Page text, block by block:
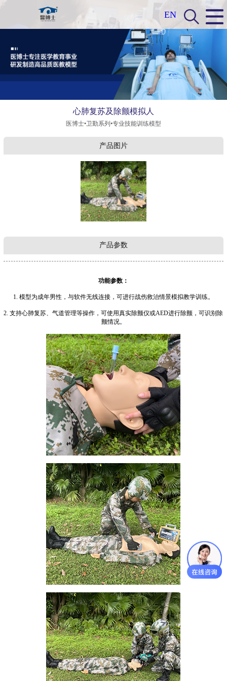
EN
心肺复苏及除颤模拟人
医博士•卫勤系列•专业技能训练模型
产品图片
产品参数
功能参数：
1. 模型为成年男性，与软件无线连接，可进行战伤救治情景模拟教学训练。
2. 支持心肺复苏、气道管理等操作，可使用真实除颤仪或AED进行除颤，可识别除
颤情况。